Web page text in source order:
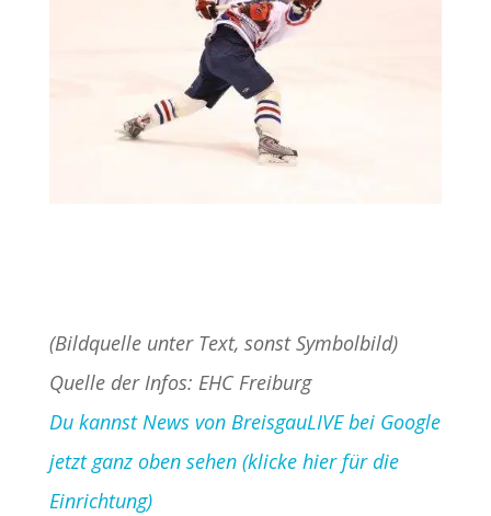
(Bildquelle unter Text, sonst Symbolbild)
Quelle der Infos: EHC Freiburg
Du kannst News von BreisgauLIVE bei Google
jetzt ganz oben sehen (klicke hier für die
Einrichtung)